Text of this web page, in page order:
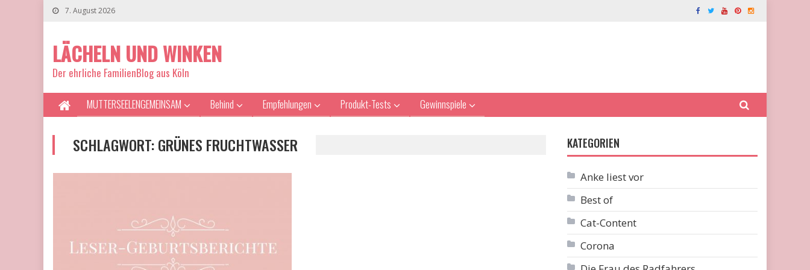
7. August 2026
LÄCHELN UND WINKEN
Der ehrliche FamilienBlog aus Köln
MUTTERSEELENGEMEINSAM Behind Empfehlungen Produkt-Tests Gewinnspiele
SCHLAGWORT:GRÜNES FRUCHTWASSER KATEGORIEN
Anke liest vor
Best of
Cat-Content
Corona